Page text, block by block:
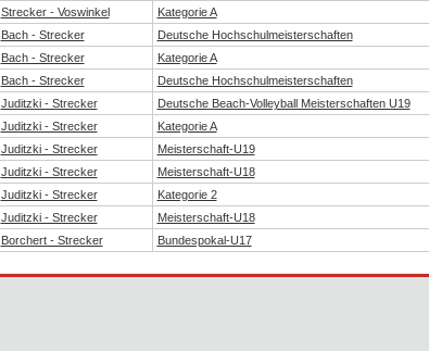
Strecker - Voswinkel Kategorie A
Bach - Strecker Deutsche Hochschulmeisterschaften
Bach - Strecker Kategorie A
Bach - Strecker Deutsche Hochschulmeisterschaften
Juditzki - Strecker Deutsche Beach-Volleyball Meisterschaften U19
Juditzki - Strecker Kategorie A
Juditzki - Strecker Meisterschaft-U19
Juditzki - Strecker Meisterschaft-U18
Juditzki - Strecker Kategorie 2
Juditzki - Strecker Meisterschaft-U18
Borchert - Strecker Bundespokal-U17